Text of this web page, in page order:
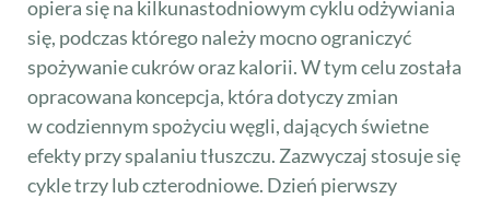
opiera się na kilkunastodniowym cyklu odżywiania
się, podczas którego należy mocno ograniczyć
spożywanie cukrów oraz kalorii. W tym celu została
opracowana koncepcja, która dotyczy zmian
w codziennym spożyciu węgli, dających świetne
efekty przy spalaniu tłuszczu. Zazwyczaj stosuje się
cykle trzy lub czterodniowe. Dzień pierwszy